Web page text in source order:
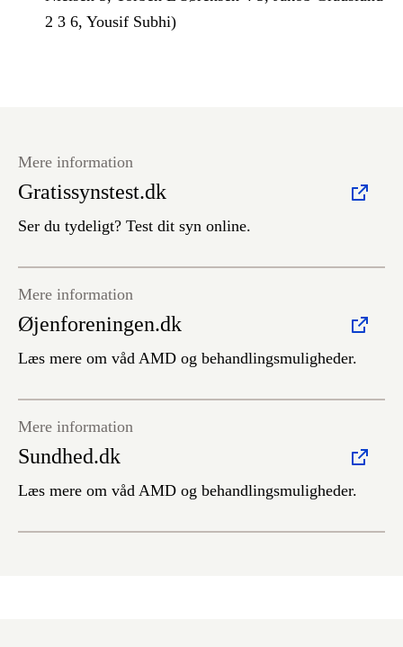
2 3 6, Yousif Subhi)
Gratissynstest.dk
Mere information
Ser du tydeligt? Test dit syn online.
Øjenforeningen.dk
Mere information
Læs mere om våd AMD og behandlingsmuligheder.
Sundhed.dk
Mere information
Læs mere om våd AMD og behandlingsmuligheder.